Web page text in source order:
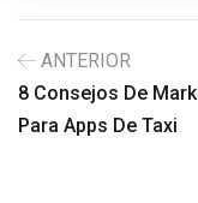
ANTERIOR
8 Consejos De
Para Apps De Taxi